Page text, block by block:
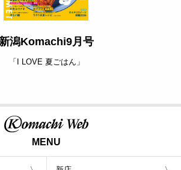
潟Komachi9月号
「I LOVE 夏ごはん」
MENU